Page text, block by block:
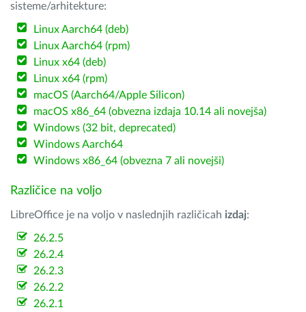
sisteme/arhitekture:
Linux Aarch64 (deb)
Linux Aarch64 (rpm)
Linux x64 (deb)
Linux x64 (rpm)
macOS (Aarch64/Apple Silicon)
macOS x86_64 (obvezna izdaja 10.14 ali novejša)
Windows (32 bit, deprecated)
Windows Aarch64
Windows x86_64 (obvezna 7 ali novejši)
Različice na voljo
LibreOffice je na voljo v naslednjih različicah izdaj:
26.2.5
26.2.4
26.2.3
26.2.2
26.2.1